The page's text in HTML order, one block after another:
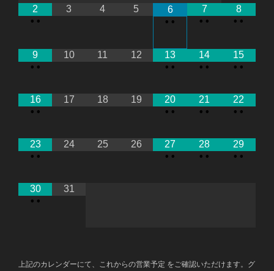
2
• •
3 4 5
6
• •
7
• •
8
• •
9
• •
10 11 12
13
• •
14
• •
15
• •
16
• •
17 18 19
20
• •
21
• •
22
• •
23
• •
24 25 26
27
• •
28
• •
29
• •
30
• •
31
上記のカレンダーにて、これからの営業予定 をご確認いただけます。グ